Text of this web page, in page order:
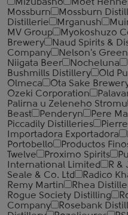
Mizubasho
Moet
Mossburn
Mossburn
Distillerie
Mrganush
MV Group
Myokoshuzo
Brewery
Naud Spirits &
Company
Nelson's
Niigata Beer
Nocheluna
Bushmills Distillery
Old
Olmeca
Ota Sake
Ozeki Corporation
Palirna u Zeleneho Stromu
Beast
Penderyn Pere
Piccadily Distilleries
Importadora Exportadora
Portobello
Productos
Twelve
Proximo Spirits
International Limited
R &
Seale & Co. Ltd
Radico
Remy Martin
Rhea
Rogue Society Distilling
Company
Rosebank